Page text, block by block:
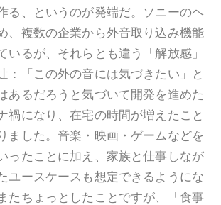
る、というのが発端だ。ソニーのヘ
、複数の企業から外音取り込み機能
いるが、それらとも違う「解放感」
：「この外の音には気づきたい」と
あるだろうと気づいて開発を進めた
禍になり、在宅の時間が増えたこと
ました。音楽・映画・ゲームなどを
ったことに加え、家族と仕事しなが
ユースケースも想定できるようにな
たちょっとしたことですが、「食事